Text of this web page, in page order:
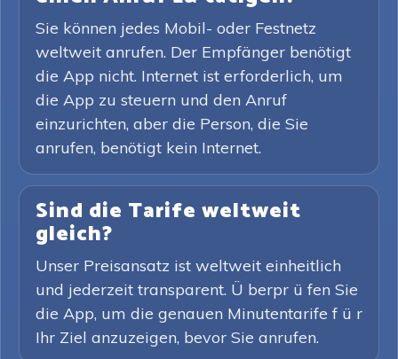
Sie können jedes Mobil- oder Festnetz
weltweit anrufen. Der Empfänger benötigt
die App nicht. Internet ist erforderlich, um
die App zu steuern und den Anruf
einzurichten, aber die Person, die Sie
anrufen, benötigt kein Internet.
Sind die Tarife weltweit
gleich?
Unser Preisansatz ist weltweit einheitlich
und jederzeit transparent. Ü berpr ü fen Sie
die App, um die genauen Minutentarife f ü r
Ihr Ziel anzuzeigen, bevor Sie anrufen.